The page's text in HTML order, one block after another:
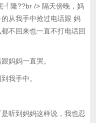
┦隆??br /> 隔天傍晚，妈
从我手中抢过电话跟 妈
不回来也一直不打电话回
妈妈一直哭。
我手中。
听到妈妈这样说，我也忍